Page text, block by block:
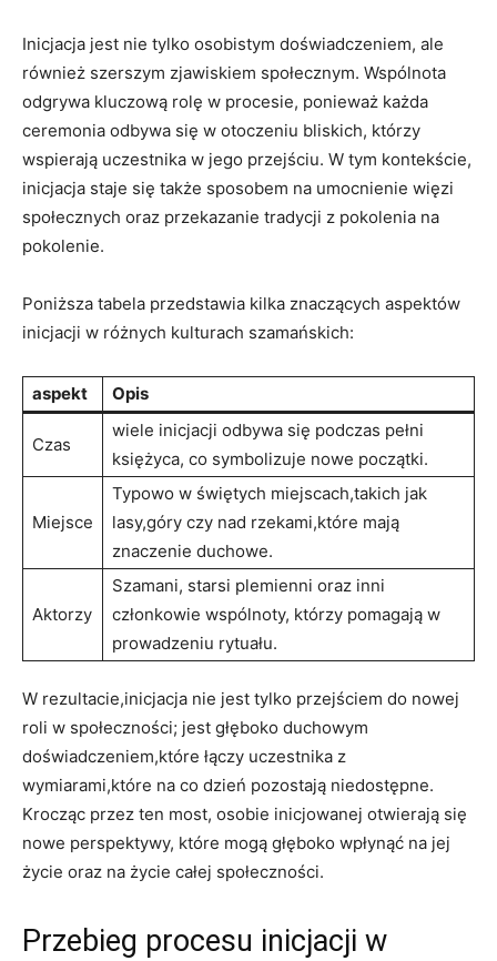
Inicjacja jest nie tylko osobistym doświadczeniem, ale
również szerszym zjawiskiem społecznym. Wspólnota
odgrywa kluczową rolę w procesie, ponieważ każda
ceremonia odbywa się w otoczeniu bliskich, którzy
wspierają uczestnika w jego przejściu. W tym kontekście,
inicjacja staje się także sposobem na umocnienie więzi
społecznych oraz przekazanie tradycji z pokolenia na
pokolenie.
Poniższa tabela przedstawia kilka znaczących aspektów
inicjacji w różnych kulturach szamańskich:
aspekt Opis
Czas
wiele inicjacji odbywa się podczas pełni
księżyca, co symbolizuje nowe początki.
Miejsce
Typowo w świętych miejscach,takich jak
lasy,góry czy nad rzekami,które mają
znaczenie duchowe.
Aktorzy
Szamani, starsi plemienni oraz inni
członkowie wspólnoty, którzy pomagają w
prowadzeniu rytuału.
W rezultacie,inicjacja nie jest tylko przejściem do nowej
roli w społeczności; jest głęboko duchowym
doświadczeniem,które łączy uczestnika z
wymiarami,które na co dzień pozostają niedostępne.
Krocząc przez ten most, osobie inicjowanej otwierają się
nowe perspektywy, które mogą głęboko wpłynąć na jej
życie oraz na życie całej społeczności.
Przebieg procesu inicjacji w